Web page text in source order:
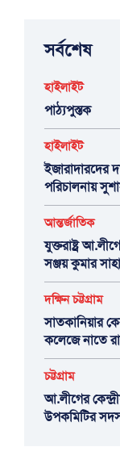
সর্বশেষ
হাইলাইট
পাঠ্যপুস্তক
হাইলাইট
ইজারাদারদের
পরিচালনায়
আন্তর্জাতিক
যুক্তরাষ্ট্র
সঞ্জয় কুমার সাহা
দক্ষিন চট্টগ্রাম
সাতকানিয়ার
কলেজে নাতে
চট্টগ্রাম
আ.লীগের
উপকমিটির